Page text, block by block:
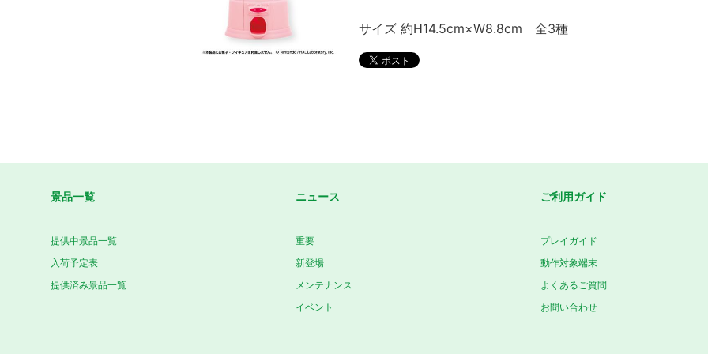
サイズ 約H14.5cm×W8.8cm 全3種
景品一覧
提供中景品一覧
入荷予定表
提供済み景品一覧
ニュース
重要
新登場
メンテナンス
イベント
ご利用ガイド
プレイガイド
動作対象端末
よくあるご質問
お問い合わせ